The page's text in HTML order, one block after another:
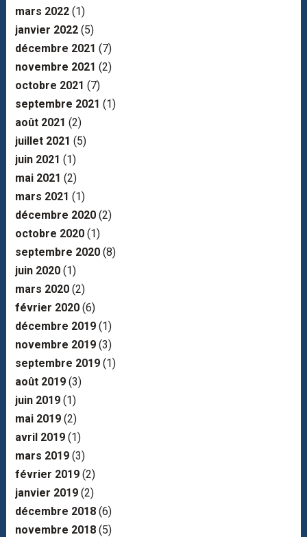
mars 2022(1)
janvier 2022(5)
décembre 2021 (7)
novembre 2021 (2)
octobre 2021 (7)
septembre 2021 (1)
août 2021 (2)
juillet 2021 (5)
juin 2021 (1)
mai 2021 (2)
mars 2021 (1)
décembre 2020(2)
octobre 2020(1)
septembre 2020(8)
juin 2020(1)
mars 2020(2)
février 2020(6)
décembre 2019(1)
novembre 2019(3)
septembre 2019(1)
août 2019(3)
juin 2019(1)
mai 2019(2)
avril 2019(1)
mars 2019(3)
février 2019(2)
janvier 2019(2)
décembre 2018(6)
novembre 2018(5)